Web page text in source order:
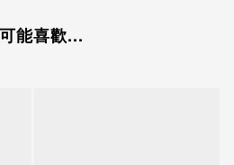
能喜歡...